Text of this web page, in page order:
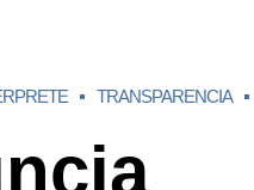
TRANSPARENCIA